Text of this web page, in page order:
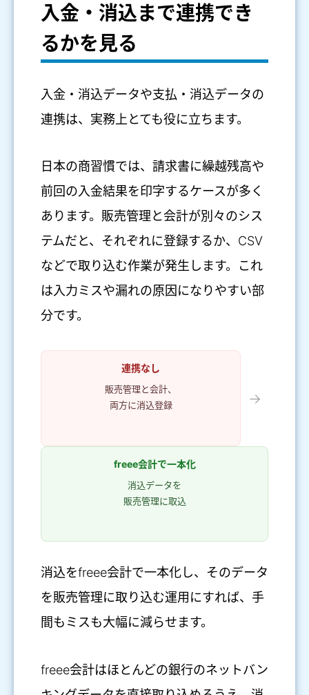
入金・消込まで連携でき
るかを見る
入金・消込データや支払・消込データの
連携は、実務上とても役に立ちます。
日本の商習慣では、請求書に繰越残高や
前回の入金結果を印字するケースが多く
あります。販売管理と会計が別々のシス
テムだと、それぞれに登録するか、CSV
などで取り込む作業が発生します。これ
は入力ミスや漏れの原因になりやすい部
分です。
連携なし
販売管理と会計、
両方に消込登録
→
freee会計で一本化
消込データを
販売管理に取込
消込をfreee会計で一本化し、そのデータ
を販売管理に取り込む運用にすれば、手
間もミスも大幅に減らせます。
freee会計はほとんどの銀行のネットバン